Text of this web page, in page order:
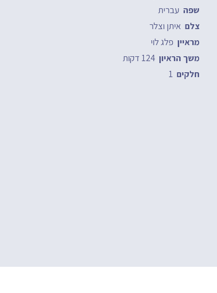
שפה עברית
צלם איתן וצלר
מראיין פלג לוי
משך הראיון 124 דקות
חלקים